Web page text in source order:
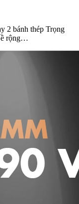
2 bánh thép Trọng
rộng…